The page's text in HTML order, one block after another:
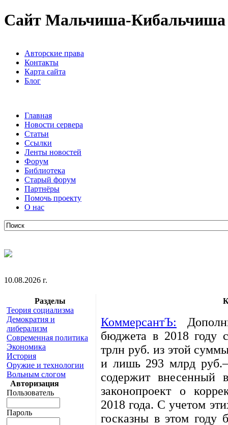
Сайт Мальчиша-Кибальчиша
Авторские права
Контакты
Карта сайта
Блог
Главная
Новости сервера
Статьи
Ссылки
Ленты новостей
Форум
Библиотека
Старый форум
Партнёры
Помочь проекту
О нас
10.08.2026 г.
Разделы
Теория социализма
Демократия и
либерализм
Современная политика
Экономика
История
Оружие и технологии
Вольным слогом
Авторизация
Пользователь
Пароль
КоммерсантЪ:
бюджета в 2018 году
трлн руб. из этой
и лишь 293 млрд
содержит внесенный
законопроект о
2018 года. С учетом
госказны в этом году